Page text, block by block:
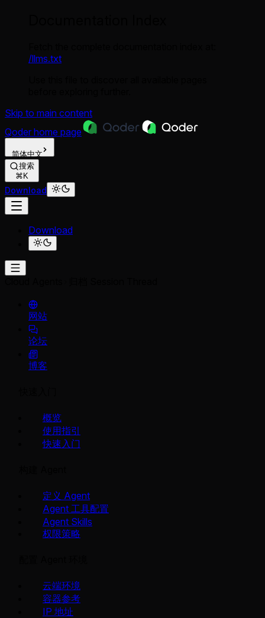
/llms.txt
Skip to main content
Qoder home page
简体中文
搜索
⌘K
Download
Download
网站
论坛
博客
概览
使用指引
快速入门
定义 Agent
Agent 工具配置
Agent Skills
权限策略
云端环境
容器参考
IP 地址